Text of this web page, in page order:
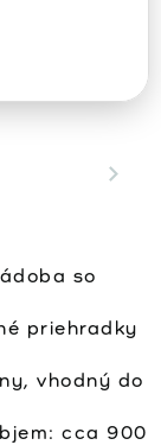
so
priehradky
vhodný do
cca 900